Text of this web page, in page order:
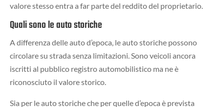
valore stesso entra a far parte del reddito del proprietario.
Quali sono le auto storiche
A differenza delle auto d’epoca, le auto storiche possono
circolare su strada senza limitazioni. Sono veicoli ancora
iscritti al pubblico registro automobilistico ma ne è
riconosciuto il valore storico.
Sia per le auto storiche che per quelle d’epoca è prevista